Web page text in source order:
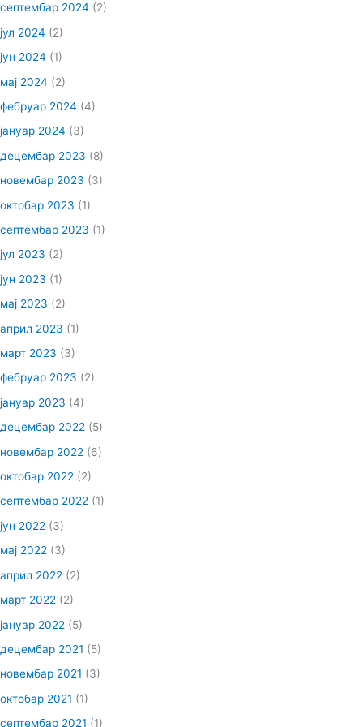
септембар 2024 (2)
јул 2024 (2)
јун 2024 (1)
мај 2024 (2)
фебруар 2024 (4)
јануар 2024 (3)
децембар 2023 (8)
новембар 2023 (3)
октобар 2023 (1)
септембар 2023 (1)
јул 2023 (2)
јун 2023 (1)
мај 2023 (2)
април 2023 (1)
март 2023 (3)
фебруар 2023 (2)
јануар 2023 (4)
децембар 2022 (5)
новембар 2022 (6)
октобар 2022 (2)
септембар 2022 (1)
јун 2022 (3)
мај 2022 (3)
април 2022 (2)
март 2022 (2)
јануар 2022 (5)
децембар 2021 (5)
новембар 2021 (3)
октобар 2021 (1)
септембар 2021 (1)